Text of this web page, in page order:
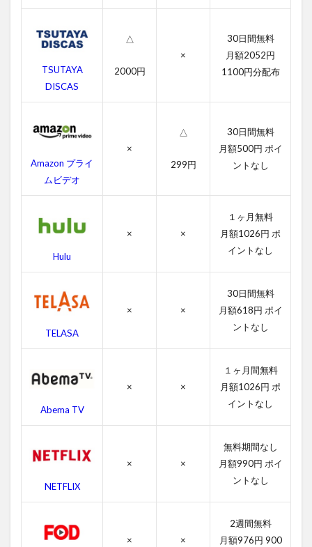
じ
ナ・
モン
ナ/
ムー
の作
品情
4.1
ナ・
モン
ザ・
ムー
ビー
4.2
ナ・
ムー
のキ
吹き
替え
TSUTAYA
DISCAS
△
2000円
×
30日間無料
月額2052円
1100円分配布
Amazon プライ
ムビデオ
×
△
299円
30日間無料
月額500円 ポイ
ントなし
Hulu
× ×
１ヶ月無料
月額1026円 ポ
イントなし
TELASA
× ×
30日間無料
月額618円 ポイ
ントなし
Abema TV
× ×
１ヶ月間無料
月額1026円 ポ
イントなし
NETFLIX
× ×
無料期間なし
月額990円 ポイ
ントなし
× ×
2週間無料
月額976円 900